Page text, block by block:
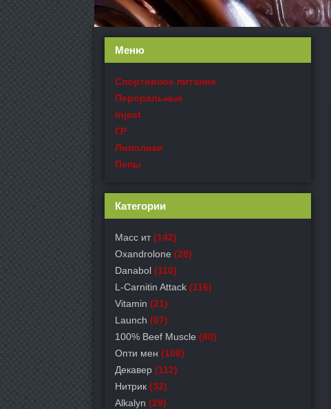
Меню
Спортивное питание
Пероральные
Inject
ГР
Липолики
Пепы
Категории
Масс ит (142)
Oxandrolone (28)
Danabol (110)
L-Carnitin Attack (116)
Vitamin (21)
Launch (67)
100% Beef Muscle (80)
Опти мен (106)
Декавер (112)
Нитрик (32)
Alkalyn (29)